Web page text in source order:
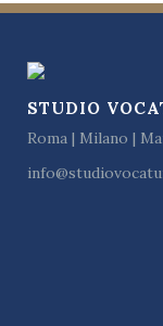
STUDIO
Roma | Milano |